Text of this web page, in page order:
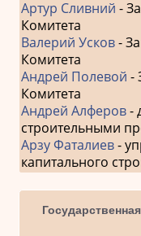
Артур Сливний -
Комитета
Валерий Усков-
Комитета
Андрей Полевой -
Комитета
Андрей Алферов-
строительными
Арзу Фаталиев-
капитального